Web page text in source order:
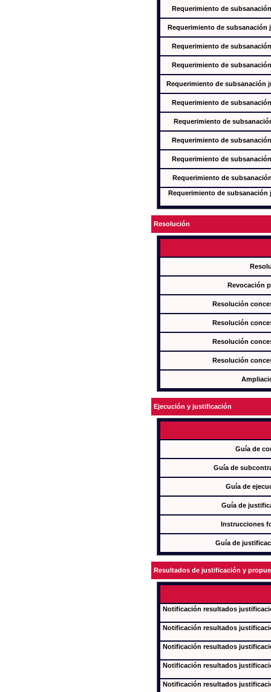
Requerimiento de
Requerimiento de subsanación
Requerimiento de
Requerimiento de
Requerimiento de subsanación
Requerimiento de
Requerimiento de
Requerimiento de
Requerimiento de
Requerimiento de
Requerimiento de
Resolución
Revocación
Resolución
Resolución
Resolución
Resolución
Ejecución y justificación
Guía de
Guía de
Guía de
Guía de
Instrucciones
Guía de
Resultados de justificación y
Notificación resultados
Notificación resultados
Notificación resultados
Notificación resultados
Notificación resultados